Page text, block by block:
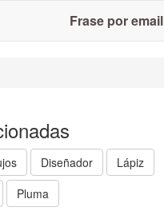
Frase por email
Diseñador
Lápiz
Pluma